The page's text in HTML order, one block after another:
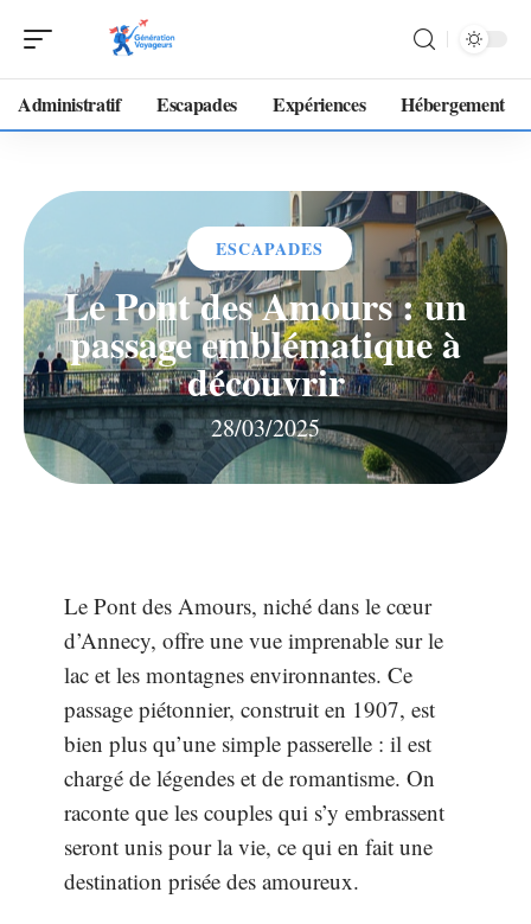
Administratif Escapades Expériences Hébergement
ESCAPADES
Le Pont des Amours : un
passage emblématique à
découvrir
28/03/2025
Le Pont des Amours, niché dans le cœur
d’Annecy, offre une vue imprenable sur le
lac et les montagnes environnantes. Ce
passage piétonnier, construit en 1907, est
bien plus qu’une simple passerelle : il est
chargé de légendes et de romantisme. On
raconte que les couples qui s’y embrassent
seront unis pour la vie, ce qui en fait une
destination prisée des amoureux.